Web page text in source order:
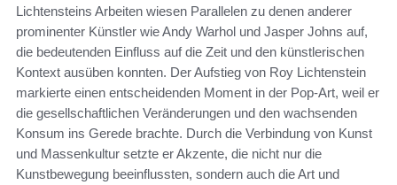
Lichtensteins Arbeiten wiesen Parallelen zu denen anderer
prominenter Künstler wie Andy Warhol und Jasper Johns auf,
die bedeutenden Einfluss auf die Zeit und den künstlerischen
Kontext ausüben konnten. Der Aufstieg von Roy Lichtenstein
markierte einen entscheidenden Moment in der Pop-Art, weil er
die gesellschaftlichen Veränderungen und den wachsenden
Konsum ins Gerede brachte. Durch die Verbindung von Kunst
und Massenkultur setzte er Akzente, die nicht nur die
Kunstbewegung beeinflussten, sondern auch die Art und